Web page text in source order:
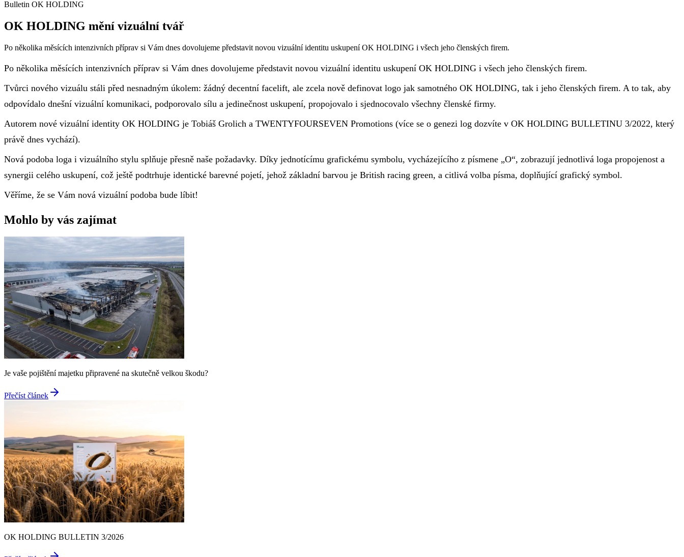
Bulletin OK HOLDING
OK HOLDING mění vizuální tvář
Po několika měsících intenzivních příprav si Vám dnes dovolujeme představit novou vizuální identitu uskupení OK HOLDING i všech jeho členských firem.
Po několika měsících intenzivních příprav si Vám dnes dovolujeme představit novou vizuální identitu uskupení OK HOLDING i všech jeho členských firem.
Tvůrci nového vizuálu stáli před nesnadným úkolem: žádný decentní facelift, ale zcela nově definovat logo jak samotného OK HOLDING, tak i jeho členských firem. A to tak, aby
odpovídalo dnešní vizuální komunikaci, podporovalo sílu a jedinečnost uskupení, propojovalo i sjednocovalo všechny členské firmy.
Autorem nové vizuální identity OK HOLDING je Tobiáš Grolich a TWENTYFOURSEVEN Promotions (více se o genezi log dozvíte v OK HOLDING BULLETINU 3/2022, který
právě dnes vychází).
Nová podoba loga i vizuálního stylu splňuje přesně naše požadavky. Díky jednotícímu grafickému symbolu, vycházejícího z písmene „O“, zobrazují jednotlivá loga propojenost a
synergii celého uskupení, což ještě podtrhuje identické barevné pojetí, jehož základní barvou je British racing green, a citlivá volba písma, doplňující grafický symbol.
Věříme, že se Vám nová vizuální podoba bude líbit!
Mohlo by vás zajímat
Je vaše pojištění majetku připravené na skutečně velkou škodu?
Přečíst článek
OK HOLDING BULLETIN 3/2026